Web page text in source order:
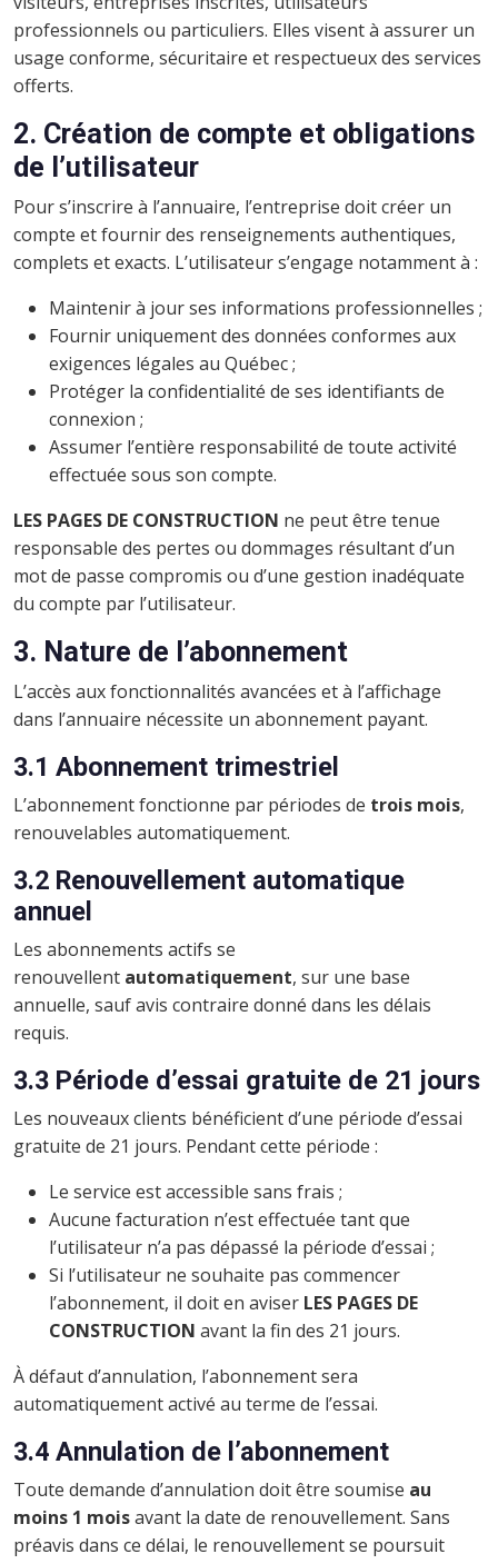
professionnels ou particuliers. Elles visent à assurer un
usage conforme, sécuritaire et respectueux des services
offerts.
2. Création de compte et obligations
de l’utilisateur
Pour s’inscrire à l’annuaire, l’entreprise doit créer un
compte et fournir des renseignements authentiques,
complets et exacts. L’utilisateur s’engage notamment à :
Maintenir à jour ses informations professionnelles ;
Fournir uniquement des données conformes aux
exigences légales au Québec ;
Protéger la confidentialité de ses identifiants de
connexion ;
Assumer l’entière responsabilité de toute activité
effectuée sous son compte.
LES PAGES DE CONSTRUCTION ne peut être tenue
responsable des pertes ou dommages résultant d’un
mot de passe compromis ou d’une gestion inadéquate
du compte par l’utilisateur.
3. Nature de l’abonnement
L’accès aux fonctionnalités avancées et à l’affichage
dans l’annuaire nécessite un abonnement payant.
3.1 Abonnement trimestriel
L’abonnement fonctionne par périodes de trois mois,
renouvelables automatiquement.
3.2 Renouvellement automatique
annuel
Les abonnements actifs se
renouvellent automatiquement, sur une base
annuelle, sauf avis contraire donné dans les délais
requis.
3.3 Période d’essai gratuite de 21 jours
Les nouveaux clients bénéficient d’une période d’essai
gratuite de 21 jours. Pendant cette période :
Le service est accessible sans frais ;
Aucune facturation n’est effectuée tant que
l’utilisateur n’a pas dépassé la période d’essai ;
Si l’utilisateur ne souhaite pas commencer
l’abonnement, il doit en aviser LES PAGES DE
CONSTRUCTION avant la fin des 21 jours.
À défaut d’annulation, l’abonnement sera
automatiquement activé au terme de l’essai.
3.4 Annulation de l’abonnement
Toute demande d’annulation doit être soumise au
moins 1 moisavant la date de renouvellement. Sans
préavis dans ce délai, le renouvellement se poursuit